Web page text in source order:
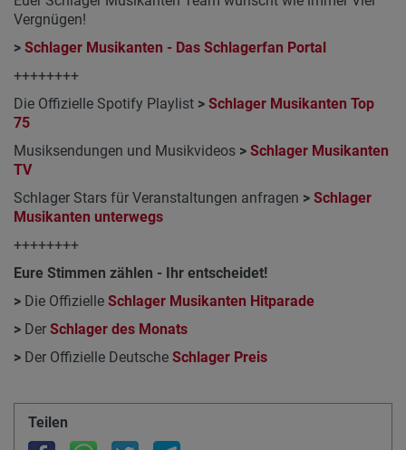
Vergnügen!
> Schlager Musikanten - Das Schlagerfan Portal
++++++++
Die Offizielle Spotify Playlist > Schlager Musikanten Top
75
Musiksendungen und Musikvideos > Schlager Musikanten
TV
Schlager Stars für Veranstaltungen anfragen > Schlager
Musikanten unterwegs
++++++++
Eure Stimmen zählen - Ihr entscheidet!
> Die Offizielle Schlager Musikanten Hitparade
> Der Schlager des Monats
> Der Offizielle Deutsche Schlager Preis
Teilen